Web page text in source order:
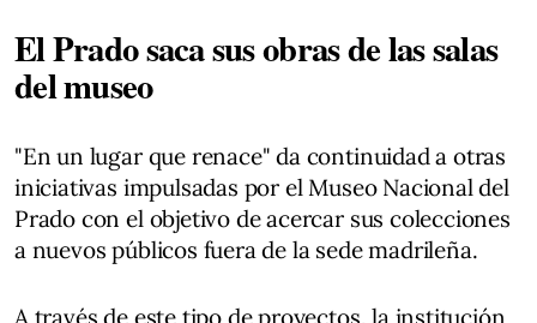
El Prado saca sus obras de las salas
del museo
"En un lugar que renace" da continuidad a otras
iniciativas impulsadas por el Museo Nacional del
Prado con el objetivo de acercar sus colecciones
a nuevos públicos fuera de la sede madrileña.
A través de este tipo de proyectos, la institución